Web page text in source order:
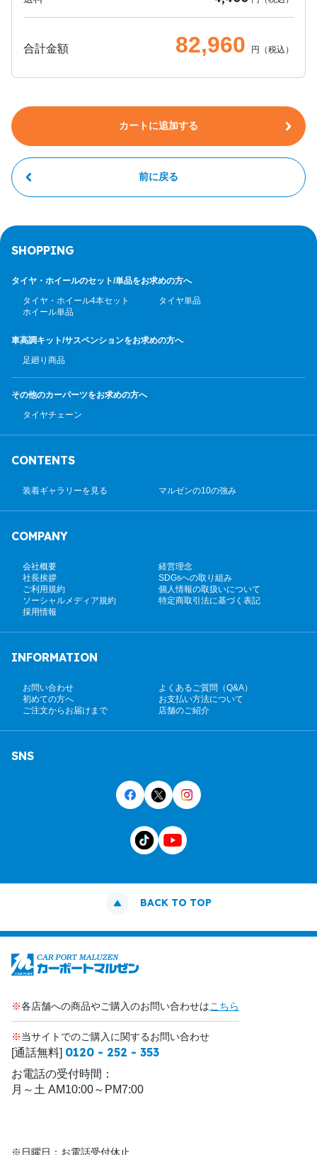
合計金額 82,960 円（税込）
カートに追加する
前に戻る
SHOPPING
タイヤ・ホイールのセット/単品をお求めの方へ
タイヤ・ホイール4本セット
タイヤ単品
ホイール単品
車高調キット/サスペンションをお求めの方へ
足廻り商品
その他のカーパーツをお求めの方へ
タイヤチェーン
CONTENTS
装着ギャラリーを見る マルゼンの10の強み
COMPANY
会社概要
経営理念
社長挨拶
SDGsへの取り組み
ご利用規約
個人情報の取扱いについて
ソーシャルメディア規約
特定商取引法に基づく表記
採用情報
INFORMATION
お問い合わせ
よくあるご質問（Q&A）
初めての方へ
お支払い方法について
ご注文からお届けまで
店舗のご紹介
SNS
BACK TO TOP
※各店舗への商品やご購入のお問い合わせはこちら
※当サイトでのご購入に関するお問い合わせ
[通話無料] 0120 - 252 - 353
お電話の受付時間：
月～土 AM10:00～PM7:00
※日曜日：お電話受付休止